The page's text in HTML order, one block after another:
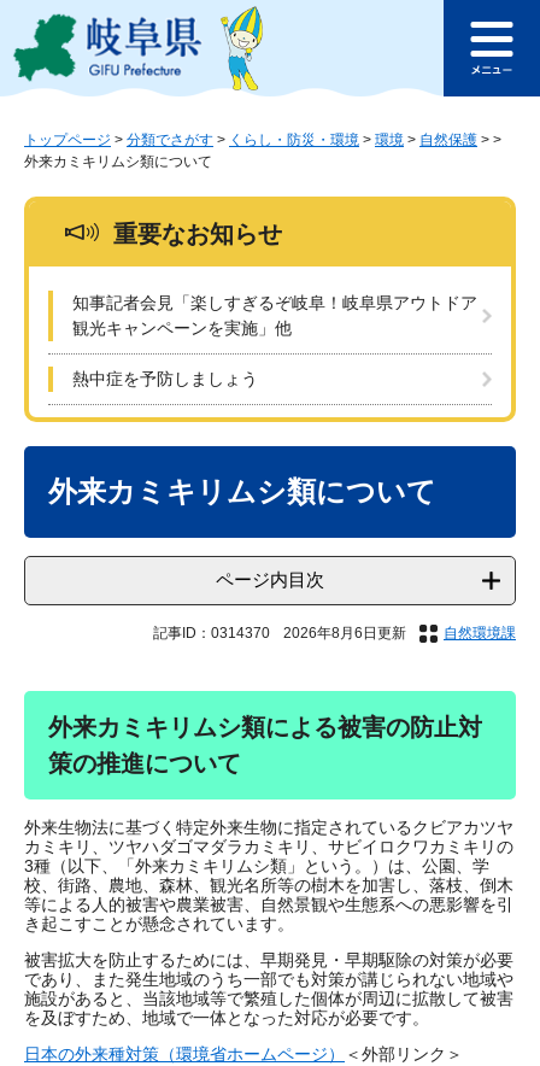
ジ
ュ
このページの本文へ
ュ
トップページ > 分類でさがす > くらし・防災・環境 > 環境 > 自然保護 > >
外来カミキリムシ類について
重要なお知らせ
知事記者会見「楽しすぎるぞ岐阜！岐阜県アウトドア
観光キャンペーンを実施」他
熱中症を予防しましょう
外来カミキリムシ類について
ページ内目次
記事ID：0314370 2026年8月6日更新 自然環境課
外来カミキリムシ類による被害の防止対
策の推進について
外来生物法に基づく特定外来生物に指定されているクビアカツヤ
カミキリ、ツヤハダゴマダラカミキリ、サビイロクワカミキリの
3種（以下、「外来カミキリムシ類」という。）は、公園、学
校、街路、農地、森林、観光名所等の樹木を加害し、落枝、倒木
等による人的被害や農業被害、自然景観や生態系への悪影響を引
き起こすことが懸念されています。​
被害拡大を防止するためには、早期発見・早期駆除の対策が必要
であり、また発生地域のうち一部でも対策が講じられない地域や
施設があると、当該地域等で繁殖した個体が周辺に拡散して被害
を及ぼすため、地域で一体となった対応が必要です。
日本の外来種対策（環境省ホームページ）
＜外部リンク＞